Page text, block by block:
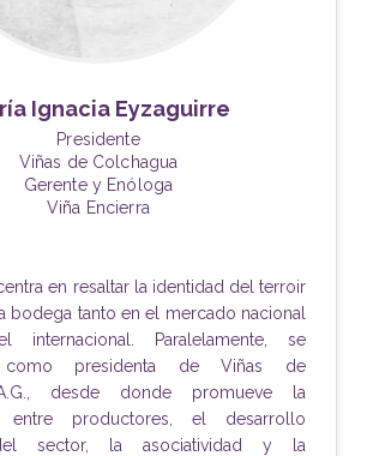
Ignacia Eyzaguirre
Presidente
Viñas de Colchagua
Gerente y Enóloga
Viña Encierra
en resaltar la identidad del terroir
bodega tanto en el mercado nacional
Paralelamente, se
como presidenta de Viñas de
desde donde promueve la
entre productores, el desarrollo
sector, la asociatividad y la